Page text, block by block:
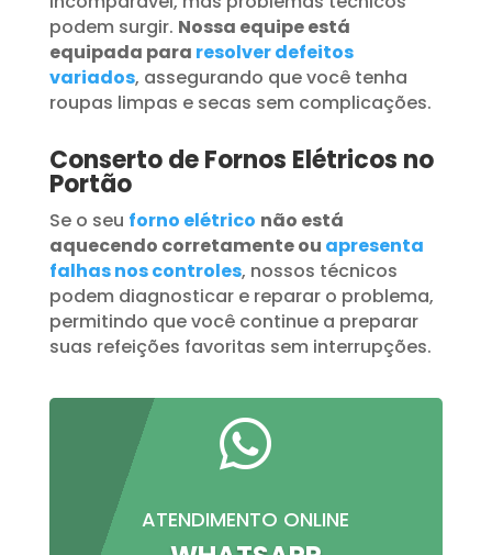
podem surgir. Nossa equipe está
equipada para resolver defeitos
variados, assegurando que você tenha
roupas limpas e secas sem complicações.
Conserto de Fornos Elétricos no
Portão
Se o seu forno elétrico não está
aquecendo corretamente ou apresenta
falhas nos controles, nossos técnicos
podem diagnosticar e reparar o problema,
permitindo que você continue a preparar
suas refeições favoritas sem interrupções.

ATENDIMENTO ONLINE